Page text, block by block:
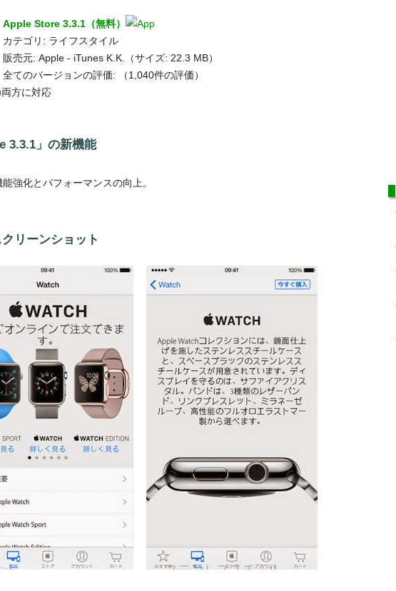
Apple Store 3.3.1（無料）
カテゴリ: ライフスタイル
販売元: Apple - iTunes K.K.（サイズ: 22.3 MB）
全てのバージョンの評価:
（1,040件の評価）
方に対応
3.3.1」の新機能
強化とパフォーマンスの向上。
リーンショット